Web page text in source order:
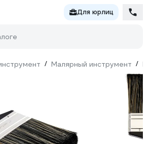
Для юрлиц
/ Малярный инструмент /